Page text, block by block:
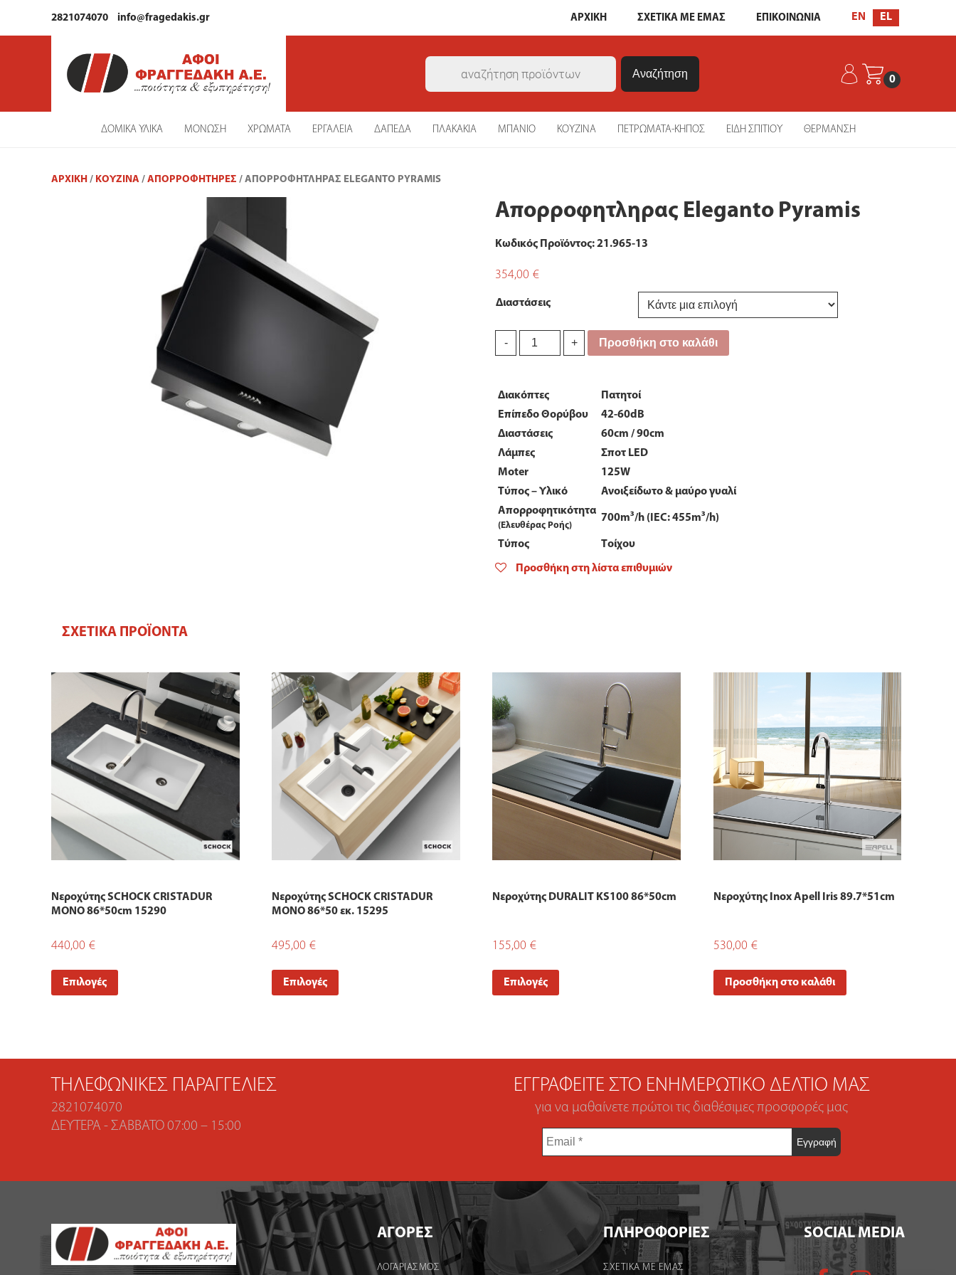
2821074070 info@fragedakis.gr ΑΡΧΙΚΗ ΣΧΕΤΙΚΑ ΜΕ ΕΜΑΣ ΕΠΙΚΟΙΝΩΝΙΑ EN EL
search
0
ΔΟΜΙΚΑ ΥΛΙΚΑ ΜΟΝΩΣΗ ΧΡΩΜΑΤΑ ΕΡΓΑΛΕΙΑ ΔΑΠΕΔΑ ΠΛΑΚΑΚΙΑ ΜΠΑΝΙΟ ΚΟΥΖΙΝΑ ΠΕΤΡΩΜΑΤΑ-ΚΗΠΟΣ ΕΙΔΗ ΣΠΙΤΙΟΥ ΘΕΡΜΑΝΣΗ
ΑΡΧΙΚΉ / ΚΟΥΖΙΝΑ / ΑΠΟΡΡΟΦΗΤΉΡΕΣ / ΑΠΟΡΡΟΦΗΤΛΗΡΑΣ ELEGANTO PYRAMIS
Απορροφητληρας Eleganto Pyramis
Κωδικός Προϊόντος: 21.965-13
354,00 €
Διαστάσεις
-
Απορροφητληρας
+ Προσθήκη στο καλάθι
Διακόπτες
Πατητοί
Επίπεδο Θορύβου
42-60dB
Διαστάσεις
60cm / 90cm
Λάμπες
Σποτ LED
Moter
125W
Τύπος – Υλικό
Ανοιξείδωτο & μαύρο γυαλί
Απορροφητικότητα
(Ελευθέρας Ροής)
700m³/h (IEC: 455m³/h)
Τύπος Τοίχου
Προσθήκη στη λίστα επιθυμιών
ΣΧΕΤΙΚΆ ΠΡΟΪΌΝΤΑ
Νεροχύτης SCHOCK CRISTADUR
MONO 86*50cm 15290
440,00 €
Επιλογές
Νεροχύτης SCHOCK CRISTADUR
MONO 86*50 εκ. 15295
495,00 €
Επιλογές
Νεροχύτης DURALIT KS100 86*50cm
155,00 €
Επιλογές
Νεροχύτης Inox Apell Iris 89.7*51cm
530,00 €
Προσθήκη στο καλάθι
ΤΗΛΕΦΩΝΙΚΈΣ ΠΑΡΑΓΓΕΛΊΕΣ
2821074070
ΔΕΥΤΈΡΑ - ΣΆΒΒΑΤΟ 07:00 – 15:00
ΕΓΓΡΑΦΕΊΤΕ ΣΤΟ ΕΝΗΜΕΡΩΤΙΚΌ ΔΕΛΤΊΟ ΜΑΣ
για να μαθαίνετε πρώτοι τις διαθέσιμες προσφορές μας
ΑΓΟΡΕΣ
ΛΟΓΑΡΙΑΣΜΌΣ
ΠΛΗΡΟΦΟΡΙΕΣ
ΣΧΕΤΙΚΑ ΜΕ ΕΜΑΣ
SOCIAL MEDIA